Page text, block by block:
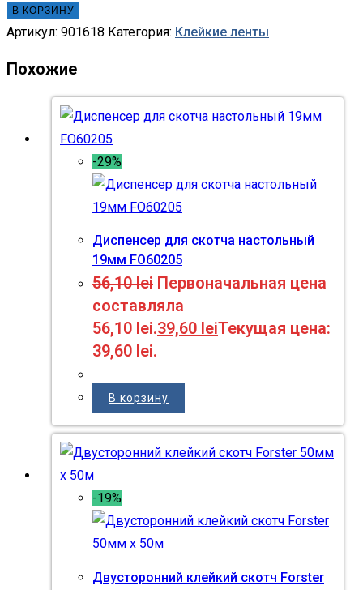
В КОРЗИНУ
Артикул: 901618 Категория: Клейкие ленты
Похожие
-29%
Диспенсер для скотча настольный
19мм FO60205
56,10lei Первоначальная цена
составляла
56,10 lei.39,60 leiТекущая цена:
39,60 lei.
В корзину
-19%
Двусторонний клейкий скотч Forster